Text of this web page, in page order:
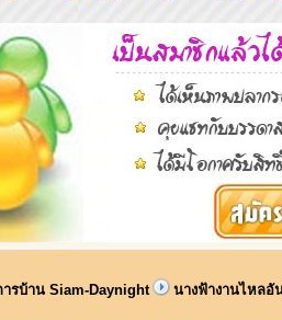
ารบ้าน Siam-Daynight นางฟ้างานไหลอั